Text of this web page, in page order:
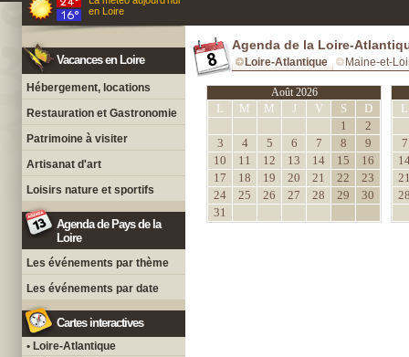
en Loire
Vacances en Loire
Hébergement, locations
Restauration et Gastronomie
Patrimoine à visiter
Artisanat d'art
Loisirs nature et sportifs
Agenda de Pays de la
Loire
Les événements par thème
Les événements par date
Cartes interactives
• Loire-Atlantique
Agenda de la Loire-
Loire-Atlantique Maine-et-
Août 2026
L M M J V S
D
1
2
3
4 5 6 7 8
9
10
11 12 13 14 15
16
17
18 19 20 21 22
23
24
25 26 27 28 29
30
31
L
7